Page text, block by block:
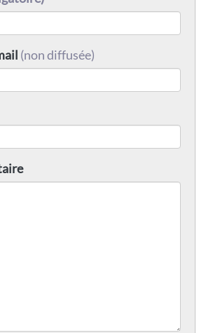
(non diffusée)